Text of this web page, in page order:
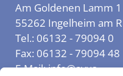
Am Goldenen Lamm 1
55262 Ingelheim am
Tel.: 06132 - 79094 0
Fax: 06132 - 79094 48
E-Mail:info@avus-